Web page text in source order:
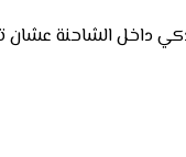
داخل الشاحنة عشان